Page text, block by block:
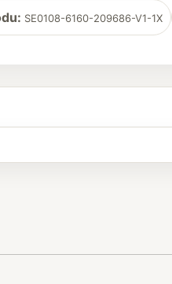
SE0108-6160-209686-V1-1X